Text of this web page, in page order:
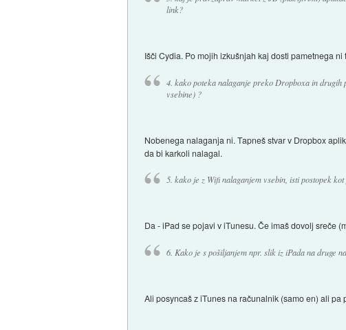
link?
Išči Cydia. Po mojih izkušnjah kaj dosti pametnega ni
4. kako poteka nalaganje preko Dropboxa in drugih
vsebine) ?
Nobenega nalaganja ni. Tapneš stvar v Dropbox
da bi karkoli nalagal.
5. kako je z Wifi nalaganjem vsebin, isti postopek
Da - iPad se pojavi v iTunesu. Če imaš dovolj sreče
6. Kako je s pošiljanjem npr. slik iz iPada na druge
Ali posyncaš z iTunes na računalnik (samo en) ali pa